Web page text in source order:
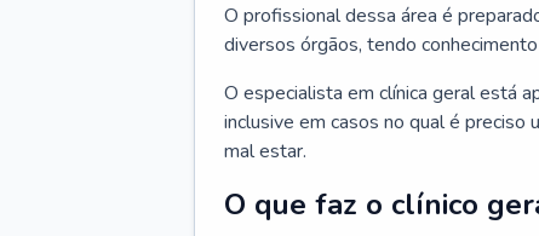
O profissional dessa área é
diversos órgãos, tendo
O especialista em clínica geral está
inclusive em casos no qual é preciso
mal estar.
O que faz o clínico